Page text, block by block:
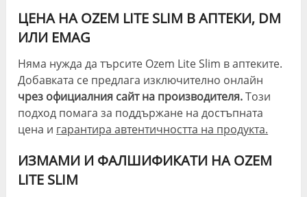
ЦЕНА НА OZEM LITE SLIM В АПТЕКИ, DM
ИЛИ EMAG
Няма нужда да търсите Ozem Lite Slim в аптеките.
Добавката се предлага изключително онлайн
чрез официалния сайт на производителя.Този
подход помага за поддържане на достъпната
цена и гарантира автентичността на продукта.
ИЗМАМИ И ФАЛШИФИКАТИ НА OZEM
LITE SLIM